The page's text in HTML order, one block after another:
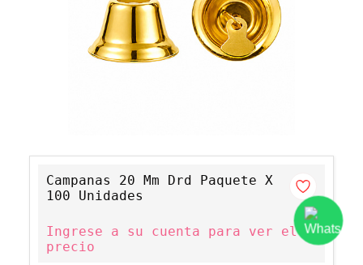
Campanas 20 Mm Drd Paquete X
100 Unidades
Ingrese a su cuenta para ver el
precio